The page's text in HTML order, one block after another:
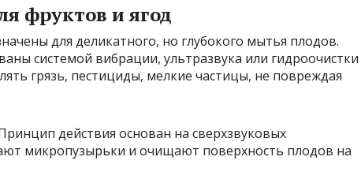
фруктов и ягод
для деликатного, но глубокого мытья плодов.
системой вибрации, ультразвука или гидроочистки
грязь, пестициды, мелкие частицы, не повреждая
действия основан на сверхзвуковых
микропузырьки и очищают поверхность плодов на